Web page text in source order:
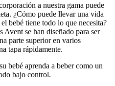
a nuestra gama puede
¿Cómo puede llevar una vida
bebé tiene todo lo que necesita?
se han diseñado para ser
parte superior en varios
tapa rápidamente.
bebé aprenda a beber como un
bajo control.